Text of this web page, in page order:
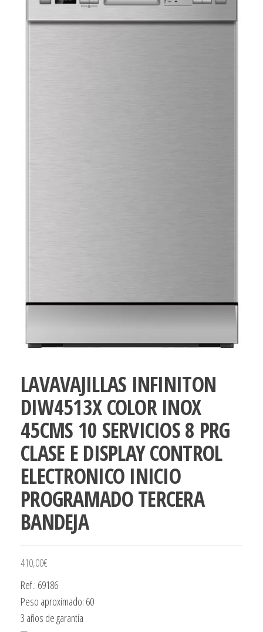
LAVAVAJILLAS INFINITON
DIW4513X COLOR INOX
45CMS 10 SERVICIOS 8 PRG
CLASE E DISPLAY CONTROL
ELECTRONICO INICIO
PROGRAMADO TERCERA
BANDEJA
410,00€
Ref.: 69186
Peso aproximado: 60
3 años de garantía